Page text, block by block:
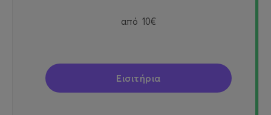
από 10€
Εισιτήρια